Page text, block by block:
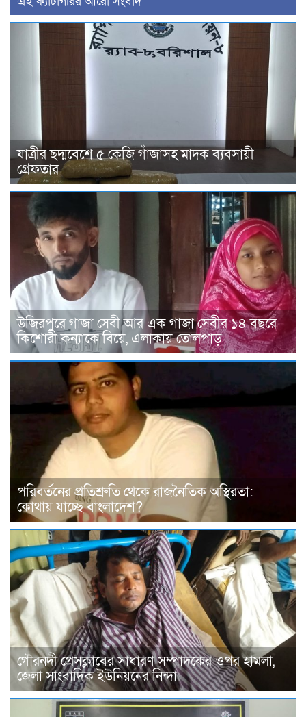
যাত্রীর ছদ্মবেশে ৫ কেজি গাঁজাসহ মাদক ব্যবসায়ী
গ্রেফতার
উজিরপুরে গাজা সেবী আর এক গাজা সেবীর ১৪ বছরে
কিশোরী কন্যাকে বিয়ে, এলাকায় তোলপাড়
পরিবর্তনের প্রতিশ্রুতি থেকে রাজনৈতিক অস্থিরতা:
কোথায় যাচ্ছে বাংলাদেশ?
গৌরনদী প্রেসক্লাবের সাধারণ সম্পাদকের ওপর হামলা,
জেলা সাংবাদিক ইউনিয়নের নিন্দা